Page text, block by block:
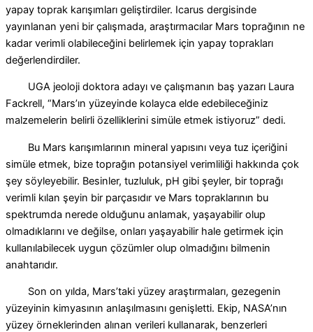
yapay toprak karışımları geliştirdiler. Icarus dergisinde
yayınlanan yeni bir çalışmada, araştırmacılar Mars toprağının ne
kadar verimli olabileceğini belirlemek için yapay toprakları
değerlendirdiler.
UGA jeoloji doktora adayı ve çalışmanın baş yazarı Laura
Fackrell, “Mars’ın yüzeyinde kolayca elde edebileceğiniz
malzemelerin belirli özelliklerini simüle etmek istiyoruz” dedi.
Bu Mars karışımlarının mineral yapısını veya tuz içeriğini
simüle etmek, bize toprağın potansiyel verimliliği hakkında çok
şey söyleyebilir. Besinler, tuzluluk, pH gibi şeyler, bir toprağı
verimli kılan şeyin bir parçasıdır ve Mars topraklarının bu
spektrumda nerede olduğunu anlamak, yaşayabilir olup
olmadıklarını ve değilse, onları yaşayabilir hale getirmek için
kullanılabilecek uygun çözümler olup olmadığını bilmenin
anahtarıdır.
Son on yılda, Mars’taki yüzey araştırmaları, gezegenin
yüzeyinin kimyasının anlaşılmasını genişletti. Ekip, NASA’nın
yüzey örneklerinden alınan verileri kullanarak, benzerleri